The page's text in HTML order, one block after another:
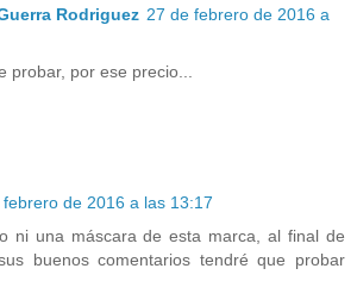
Rodriguez 27 de febrero de 2016 a
probar, por ese precio...
febrero de 2016 a las 13:17
ni una máscara de esta marca, al final de
buenos comentarios tendré que probar